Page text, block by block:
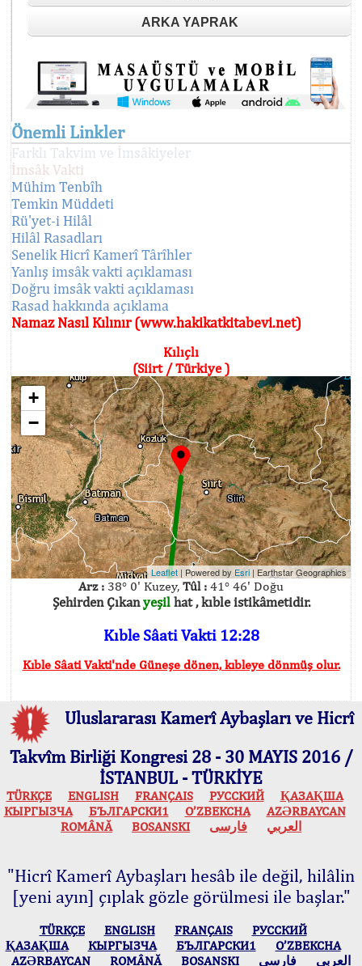
ARKA YAPRAK
Önemli Linkler
Farklı Takvim ve İmsâkiyeler
İmsâk Vakti
Mühim Tenbîh
Temkin Müddeti
Rü'yet-i Hilâl
Hilâl Rasadları
Senelik Hicrî Kamerî Târîhler
Yanlış imsâk vakti açıklaması
Doğru imsâk vakti açıklaması
Rasad hakkında açıklama
Namaz Nasıl Kılınır (www.hakikatkitabevi.net)
Kılıçlı
(Siirt / Türkiye )
+
−
Leaflet | Powered by Esri | Earthstar Geographics
Arz : 38° 0' Kuzey, Tûl : 41° 46' Doğu
Şehirden Çıkanyeşilhat , kıble istikâmetidir.
Kıble Sâati Vakti 12:28
Kıble Sâati Vakti'nde Güneşe dönen, kıbleye dönmüş olur.
Uluslararası Kamerî Aybaşları ve Hicrî
Takvîm Birliği Kongresi 28 - 30 MAYIS 2016 /
İSTANBUL - TÜRKİYE
TÜRKÇE ENGLISH FRANÇAIS РУССКИЙ
ҚАЗАҚША
КЫPГЫЗЧA
БЪЛГАРСКИ1 O’ZBEKCHA
AZӘRBAYCAN
ROMÂNĂ
BOSANSKI العربي فارسی
"Hicrî Kamerî Aybaşları hesâb ile değil, hilâlin
[yeni ayın] çıplak gözle görülmesi ile başlar."
TÜRKÇE ENGLISH FRANÇAIS
РУССКИЙ
ҚАЗАҚША
КЫPГЫЗЧA БЪЛГАРСКИ1
O’ZBEKCHA
AZӘRBAYCAN
ROMÂNĂ BOSANSKI العربي فارسی